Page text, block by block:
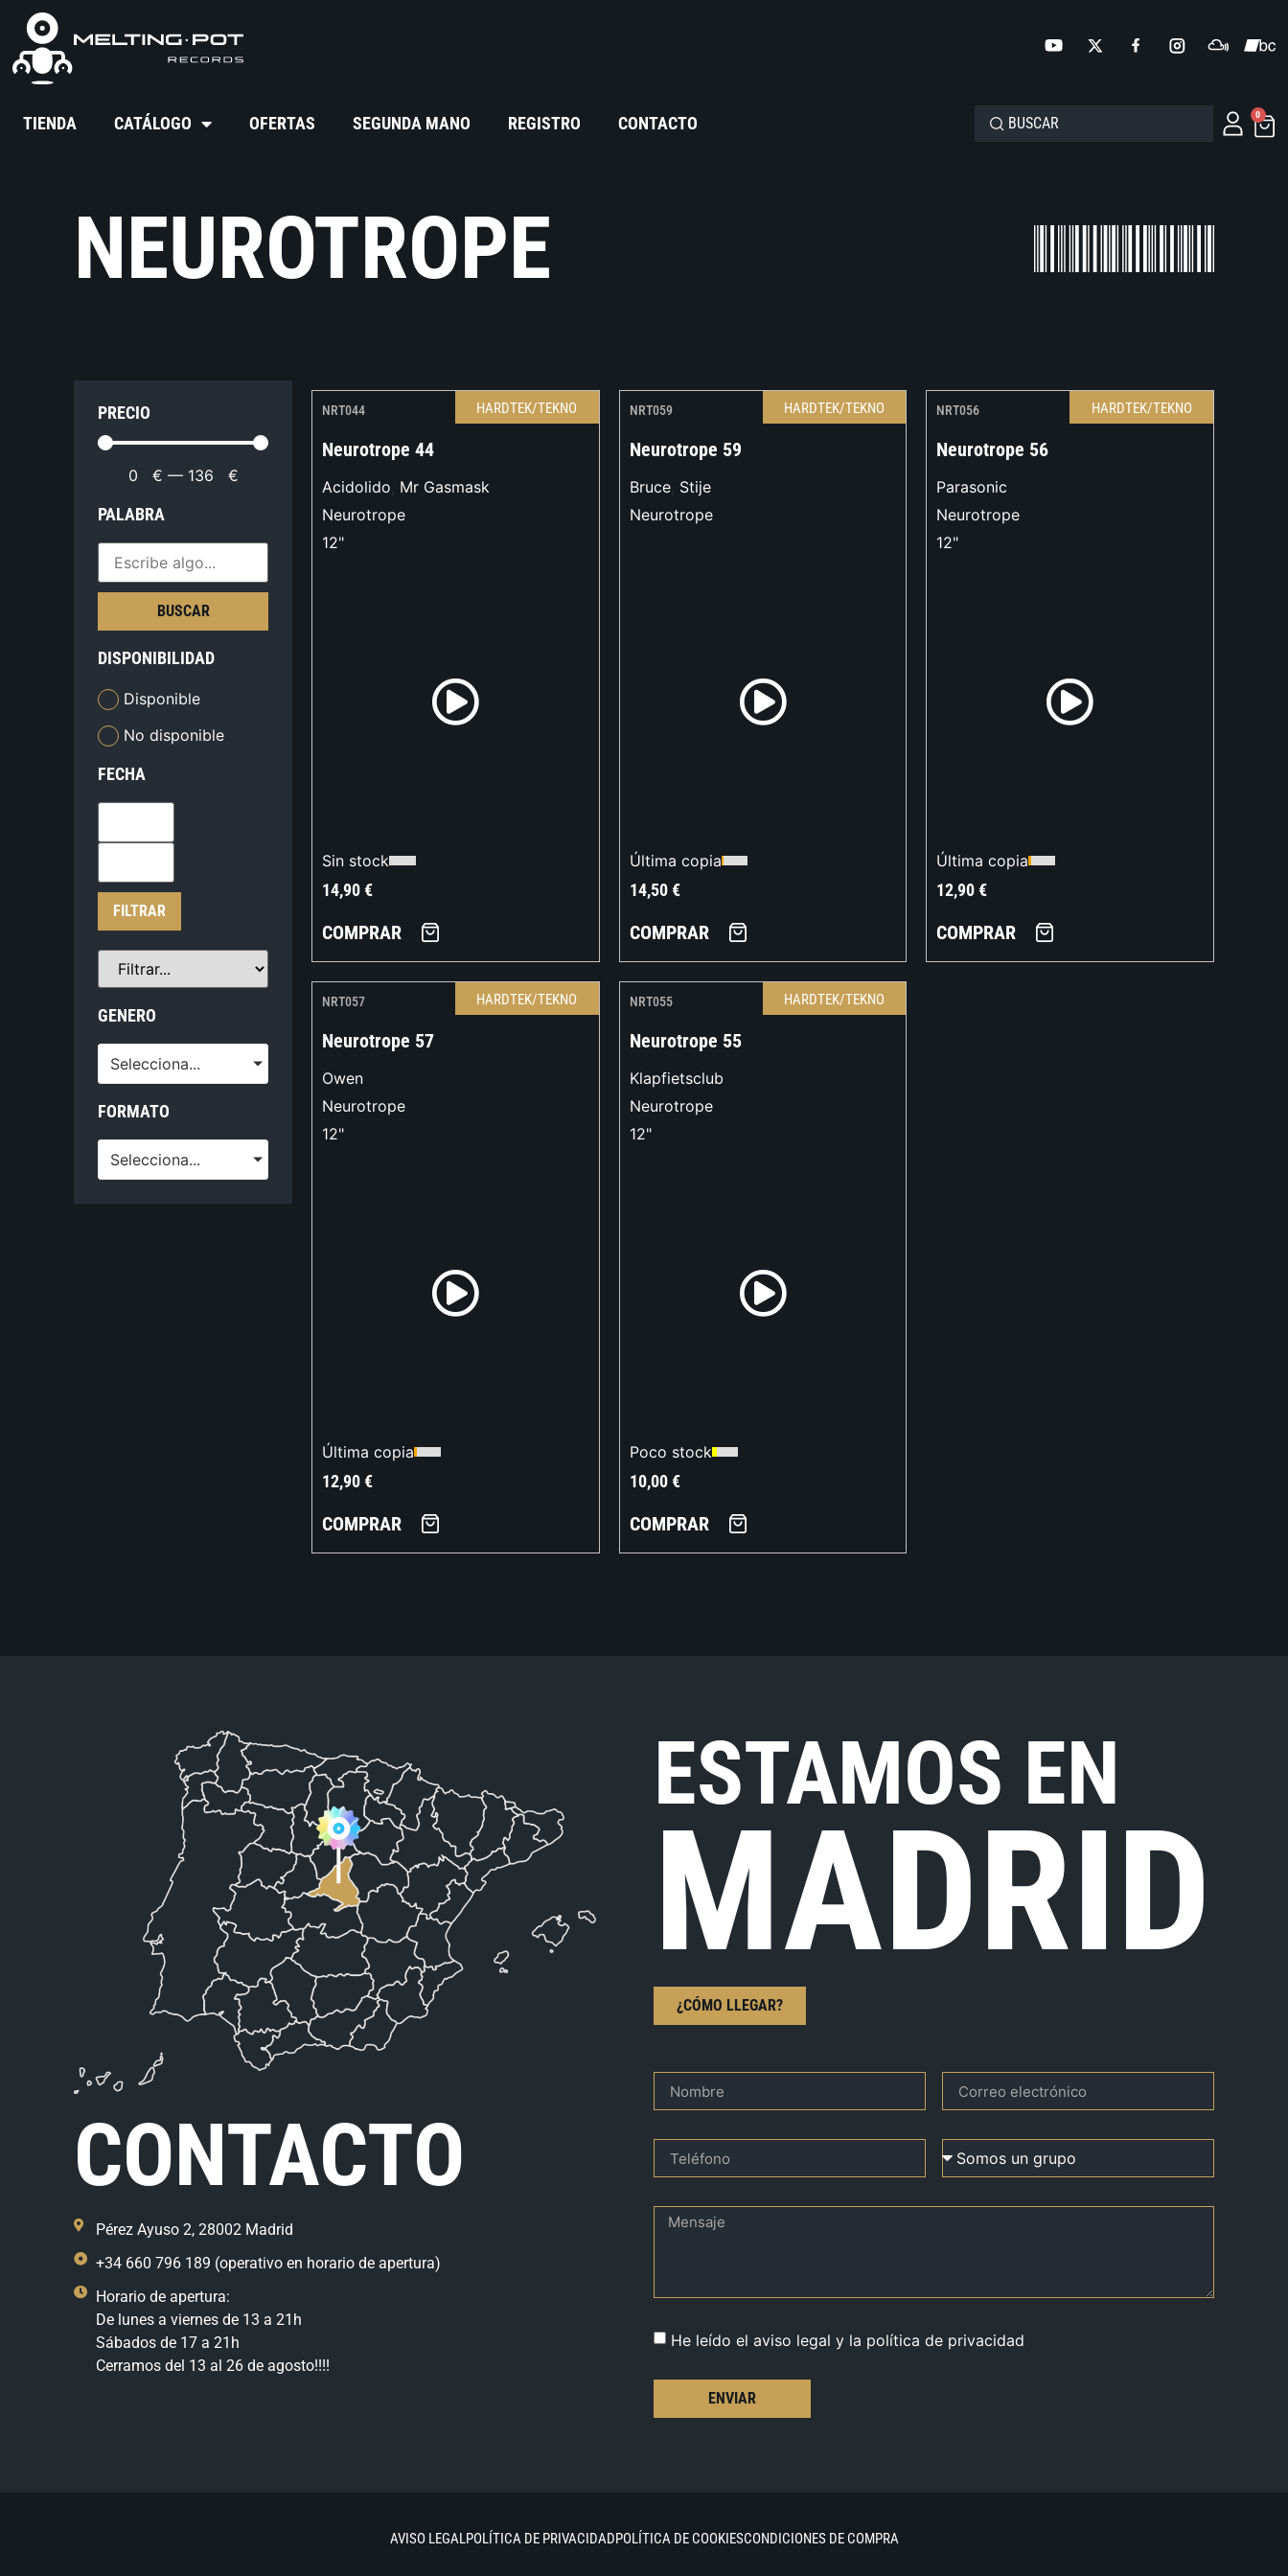
TIENDA CATÁLOGO OFERTAS SEGUNDA MANO REGISTRO CONTACTO 0
NEUROTROPE
PRECIO
0 € — 136 €
PALABRA
BUSCAR
DISPONIBILIDAD
Disponible
No disponible
FECHA
FILTRAR
GENERO
Selecciona...
FORMATO
Selecciona...
NRT044 HARDTEK/TEKNO
Neurotrope 44
Acidolido, Mr Gasmask
Neurotrope
12"
Sin stock
14,90€
COMPRAR
NRT059 HARDTEK/TEKNO
Neurotrope 59
Bruce, Stije
Neurotrope
Última copia
14,50€
COMPRAR
NRT056 HARDTEK/TEKNO
Neurotrope 56
Parasonic
Neurotrope
12"
Última copia
12,90€
COMPRAR
NRT057 HARDTEK/TEKNO
Neurotrope 57
Owen
Neurotrope
12"
Última copia
12,90€
COMPRAR
NRT055 HARDTEK/TEKNO
Neurotrope 55
Klapfietsclub
Neurotrope
12"
Poco stock
10,00€
COMPRAR
CONTACTO
Pérez Ayuso 2, 28002 Madrid
+34 660 796 189 (operativo en horario de apertura)
Horario de apertura:
De lunes a viernes de 13 a 21h
Sábados de 17 a 21h
Cerramos del 13 al 26 de agosto!!!!
ESTAMOS EN
MADRID
¿CÓMO LLEGAR?
He leído el aviso legal y la política de privacidad
ENVIAR
AVISO LEGALPOLÍTICA DE PRIVACIDADPOLÍTICA DE COOKIESCONDICIONES DE COMPRA